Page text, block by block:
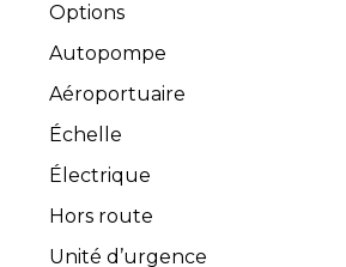
Options
Autopompe
Aéroportuaire
Échelle
Électrique
Hors route
Unité d’urgence